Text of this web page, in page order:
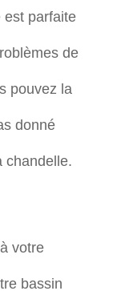
est parfaite
de
pouvez la
donné
chandelle.
votre
bassin